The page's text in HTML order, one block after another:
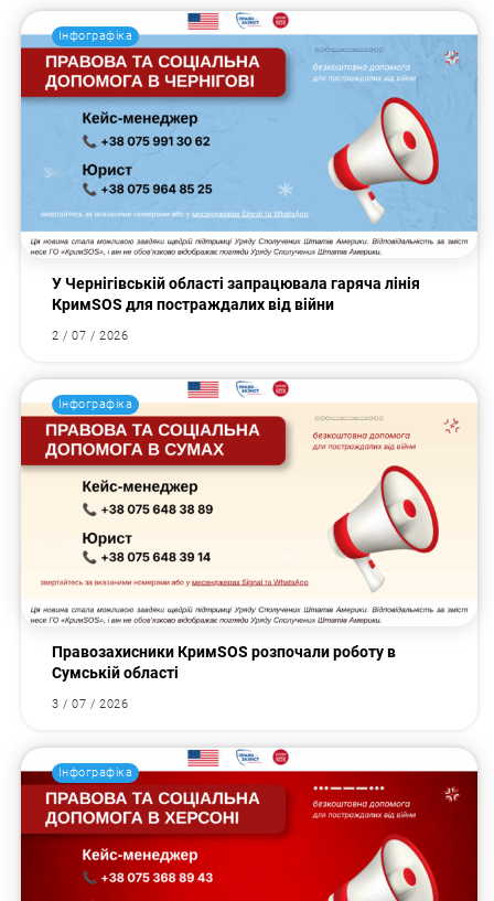
Інфографіка
У Чернігівській області запрацювала гаряча лінія
КримSOS для постраждалих від війни
2 / 07 / 2026
Інфографіка
Правозахисники КримSOS розпочали роботу в
Сумській області
3 / 07 / 2026
Інфографіка